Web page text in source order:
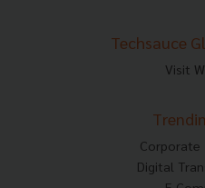
Techsauce
Visit
Corporate
Digital